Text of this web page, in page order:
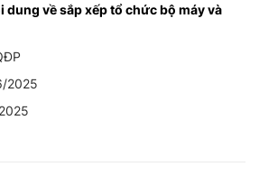
dung về sắp xếp tổ chức bộ máy và
2025